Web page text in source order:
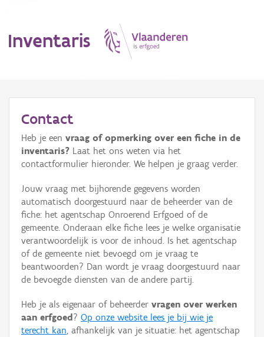
Inventaris
Erfgoedobject
Aanduidingsobject
Waarneming
Thema
Gebeurtenis
Persoon of collectief
Hergebruik
Contact
Heb je een vraag of opmerking over een fiche in de
inventaris? Laat het ons weten via het
contactformulier hieronder. We helpen je graag verder.
Jouw vraag met bijhorende gegevens worden
automatisch doorgestuurd naar de beheerder van de
fiche: het agentschap Onroerend Erfgoed of de
gemeente. Onderaan elke fiche lees je welke organisatie
verantwoordelijk is voor de inhoud. Is het agentschap
of de gemeente niet bevoegd om je vraag te
beantwoorden? Dan wordt je vraag doorgestuurd naar
de bevoegde diensten van de andere partij.
Heb je als eigenaar of beheerder vragen over werken
aan erfgoed ? Op onze website lees je bij wie je
terecht kan, afhankelijk van je situatie: het agentschap